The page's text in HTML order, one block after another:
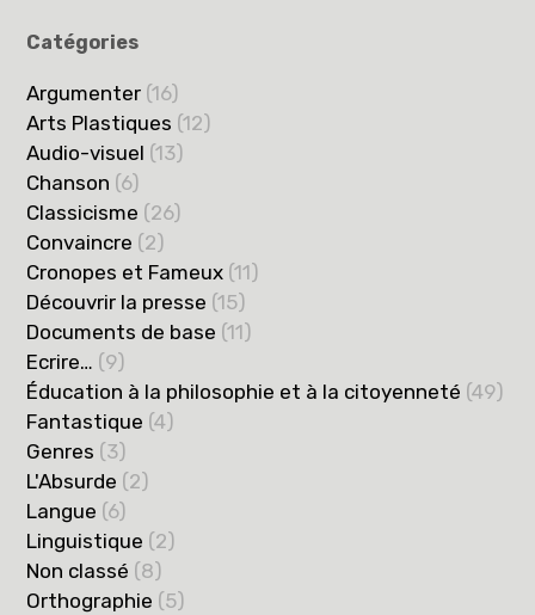
Catégories
Argumenter (16)
Arts Plastiques (12)
Audio-visuel (13)
Chanson (6)
Classicisme (26)
Convaincre (2)
Cronopes et Fameux (11)
Découvrir la presse (15)
Documents de base (11)
Ecrire… (9)
Éducation à la philosophie et à la citoyenneté (49)
Fantastique (4)
Genres (3)
L'Absurde (2)
Langue (6)
Linguistique (2)
Non classé (8)
Orthographie (5)